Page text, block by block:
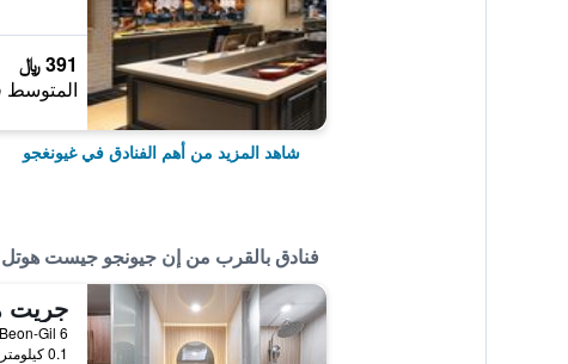
391 ﷼
المتوسط
شاهد المزيد من أهم الفنادق في غيونغجو
فنادق بالقرب من إن جيونجو جيست هوتل
جريت
6 Hwarang-ro 38Beon-Gil, غيونغجو, كوريا الجنوبية
0.1 كيلومتر عن وسط المدينة